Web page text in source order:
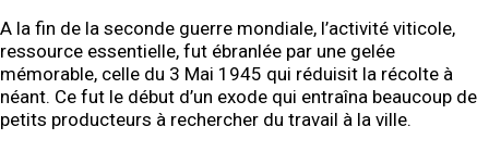
A la fin de la seconde guerre mondiale, l’activité viticole,
ressource essentielle, fut ébranlée par une gelée
mémorable, celle du 3 Mai 1945 qui réduisit la récolte à
néant. Ce fut le début d’un exode qui entraîna beaucoup de
petits producteurs à rechercher du travail à la ville.